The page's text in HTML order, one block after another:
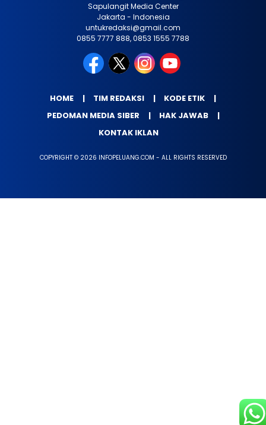
Sapulangit Media Center
Jakarta - Indonesia
untukredaksi@gmail.com
0855 7777 888, 0853 1555 7788
HOME TIM REDAKSI
KODE ETIK
PEDOMAN MEDIA SIBER
HAK JAWAB
KONTAK IKLAN
COPYRIGHT © 2026 INFOPELUANG.COM - ALL RIGHTS RESERVED